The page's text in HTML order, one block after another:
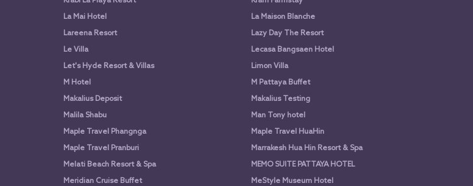
La Mai Hotel
La Maison Blanche
Lareena Resort
Lazy Day The Resort
Le Villa
Lecasa Bangsaen Hotel
Let's Hyde Resort & Villas
Limon Villa
M Hotel
M Pattaya Buffet
Makalius Deposit
Makalius Testing
Malila Shabu
Man Tony hotel
Maple Travel Phangnga
Maple Travel HuaHin
Maple Travel Pranburi
Marrakesh Hua Hin Resort & Spa
Melati Beach Resort & Spa
MEMO SUITE PATTAYA HOTEL
Meridian Cruise Buffet
MeStyle Museum Hotel